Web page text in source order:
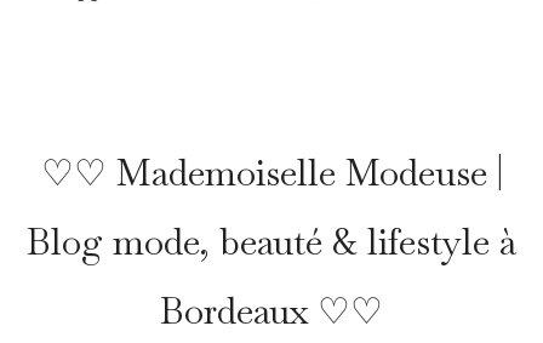
♡♡ Mademoiselle Modeuse |
Blog mode, beauté & lifestyle à
Bordeaux ♡♡